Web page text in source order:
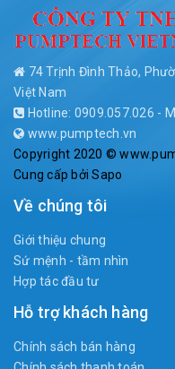
74 Trịnh Đình Thảo,
Việt Nam
Hotline: 0909.057.026 -
www.pumptech.vn
Copyright 2020 ©
Cung cấp bởiSapo
Về chúng tôi
Giới thiệu chung
Sứ mệnh - tầm nhìn
Hợp tác đầu tư
Hỗ trợ khách hàng
Chính sách bán hàng